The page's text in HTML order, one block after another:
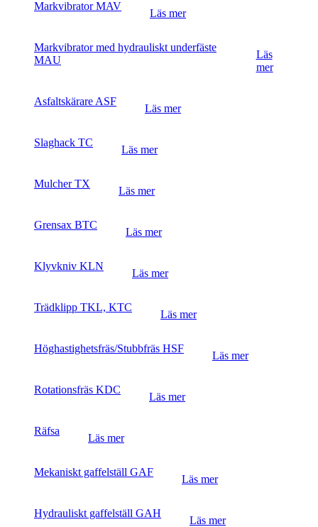
Markvibrator MAV
Läs mer
Markvibrator med hydrauliskt underfäste
MAU
Läs
mer
Asfaltskärare ASF
Läs mer
Slaghack TC
Läs mer
Mulcher TX
Läs mer
Grensax BTC
Läs mer
Klyvkniv KLN
Läs mer
Trädklipp TKL, KTC
Läs mer
Höghastighetsfräs/Stubbfräs HSF
Läs mer
Rotationsfräs KDC
Läs mer
Räfsa
Läs mer
Mekaniskt gaffelställ GAF
Läs mer
Hydrauliskt gaffelställ GAH
Läs mer